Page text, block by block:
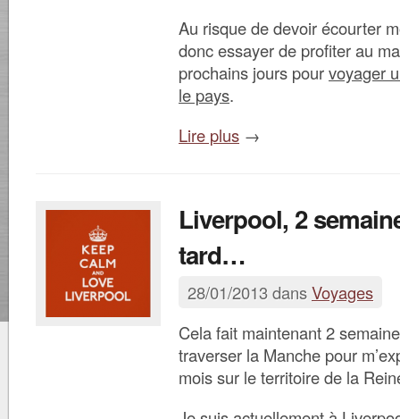
Au risque de devoir écourter
donc essayer de profiter au
prochains jours pourvoyager
le pays.
Lire plus →
Liverpool, 2
tard…
28/01/2013 dansVoyages
Cela fait maintenant 2
traverser la Manche pour
mois sur le territoire de la